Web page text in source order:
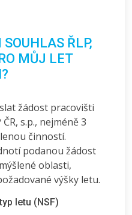
ŘLP,
MŮJ LET
žádost pracovišti
s.p., nejméně 3
činností.
podanou žádost
oblasti,
výšky letu.
letu (NSF)